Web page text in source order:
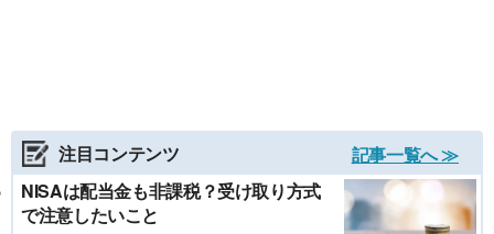
注目コンテンツ
記事一覧へ ≫
NISAは配当金も非課税？受け取り方式
で注意したいこと